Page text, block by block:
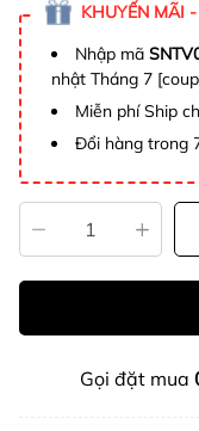
KHUYẾN MÃI
Nhập mã
nhật Tháng 7
Miễn phí Ship
Đổi hàng trong
Gọi đặt mua